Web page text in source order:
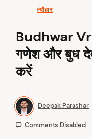
त्यौहार
Budhwar
गणेश और बुध
करें
Deepak Parashar
Comments Disabled